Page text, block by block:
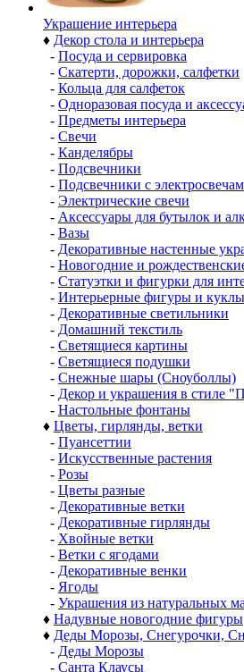
Украшение интерьера
♦ Декор стола и интерьера
- Посуда и сервировка
- Скатерти, дорожки, салфетки
- Кольца для салфеток
- Одноразовая посуда и
- Предметы интерьера
- Свечи
- Канделябры
- Подсвечники
- Подсвечники с
- Электрические свечи
- Аксессуары для бутылок и
- Вазы
- Декоративные настенные
- Новогодние и
- Статуэтки и фигурки для
- Интерьерные фигуры и куклы
- Декоративные светильники
- Домашний текстиль
- Светящиеся картины
- Светящиеся подушки
- Снежные шары (Сноуболлы)
- Декор и украшения в стиле
- Настольные фонтаны
♦ Цветы, гирлянды, ветки
- Пуансеттии
- Искусственные растения
- Розы
- Цветы разные
- Декоративные ветки
- Декоративные гирлянды
- Хвойные ветки
- Ветки с ягодами
- Декоративные венки
- Ягоды
- Украшения из натуральных
♦ Надувные новогодние фигуры
♦ Деды Морозы, Снегурочки,
- Деды Морозы
- Санта Клаусы